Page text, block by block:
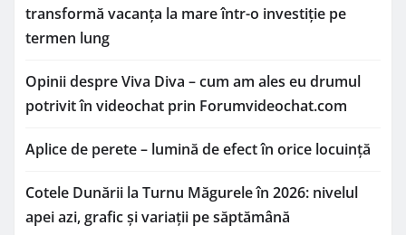
transformă vacanța la mare într-o investiție pe
termen lung
Opinii despre Viva Diva – cum am ales eu drumul
potrivit în videochat prin Forumvideochat.com
Aplice de perete – lumină de efect în orice locuință
Cotele Dunării la Turnu Măgurele în 2026: nivelul
apei azi, grafic și variații pe săptămână